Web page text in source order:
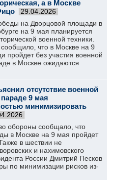
а в Москве
29.04.2026
на Дворцовой площади в
на 9 мая планируется
военной техники.
что в Москве на 9
пройдет без участия военной
в Москве ожидаются
отсутствие военной
9 мая
минимизировать
обороны сообщало, что
в Москве на 9 мая пройдет
в шествии не
и нахимовского
России Дмитрий Песков
по минимизации рисков из-